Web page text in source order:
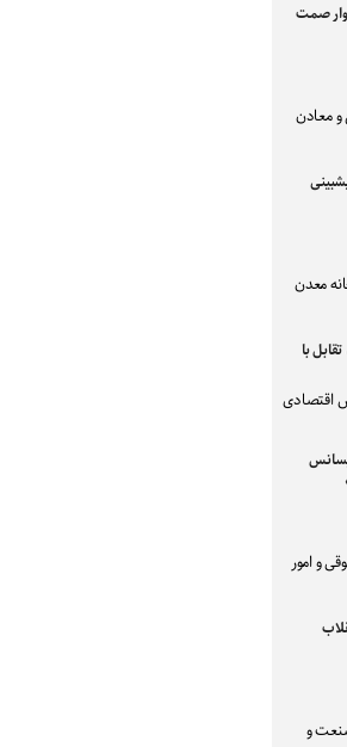
صمت
معادن
معدن
با
اقتصادی
و امور
و